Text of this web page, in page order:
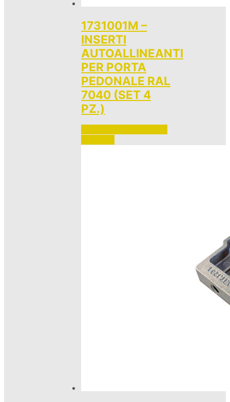
1731001M –
INSERTI
AUTOALLINEANTI
PER PORTA
PEDONALE RAL
7040 (SET 4
PZ.)